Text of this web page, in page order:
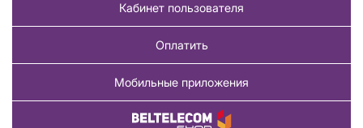
Кабинет пользователя
Оплатить
Мобильные приложения
Купить товар